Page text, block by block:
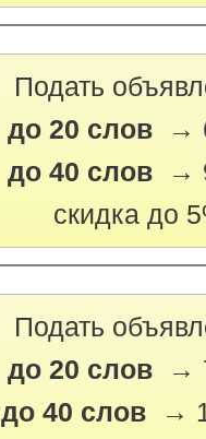
Подать
до 20 слов →
до 40 слов →
скидка до
Подать
до 20 слов →
до 40 слов →